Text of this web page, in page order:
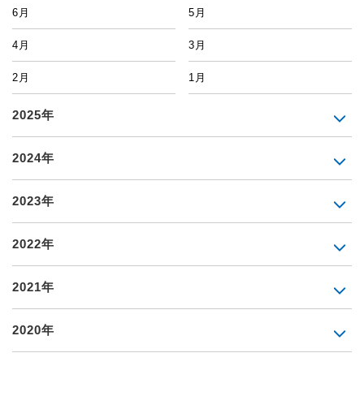
6月 5月
4月 3月
2月 1月
2025年
2024年
2023年
2022年
2021年
2020年